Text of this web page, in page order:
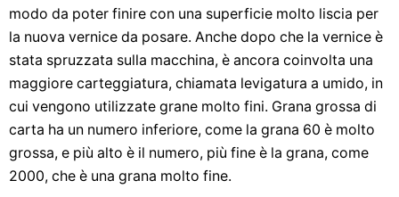
modo da poter finire con una superficie molto liscia per
la nuova vernice da posare. Anche dopo che la vernice è
stata spruzzata sulla macchina, è ancora coinvolta una
maggiore carteggiatura, chiamata levigatura a umido, in
cui vengono utilizzate grane molto fini. Grana grossa di
carta ha un numero inferiore, come la grana 60 è molto
grossa, e più alto è il numero, più fine è la grana, come
2000, che è una grana molto fine.